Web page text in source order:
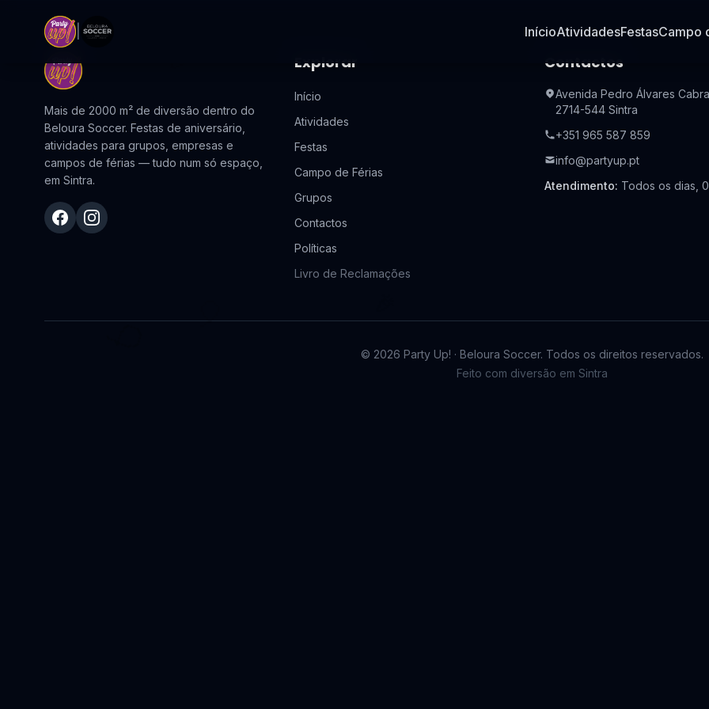
InícioAtividadesFestasCampo
🎉
🎈 🎈
Mais de 2000 m² de diversão dentro do
Beloura Soccer. Festas de aniversário,
atividades para grupos, empresas e
campos de férias — tudo num só espaço,
em Sintra.
FacebookInstagram
Explorar
Início
Atividades
Festas
Campo de Férias
Grupos
Contactos
Políticas
Livro de Reclamações
Contactos
Avenida Pedro Álvares
2714-544 Sintra
+351 965 587 859
info@partyup.pt
Atendimento: Todos os dias,
© 2026 Party Up! · Beloura Soccer. Todos os direitos reservados.
Feito com diversão em Sintra